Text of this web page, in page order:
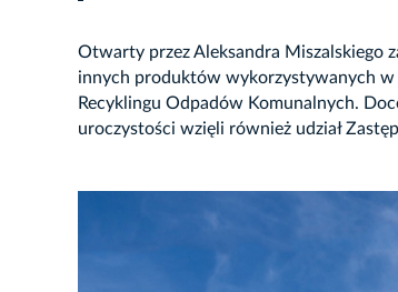
Otwarty przez Aleksandra Miszalskiego
innych produktów wykorzystywanych w
Recyklingu Odpadów Komunalnych.
uroczystości wzięli również udział